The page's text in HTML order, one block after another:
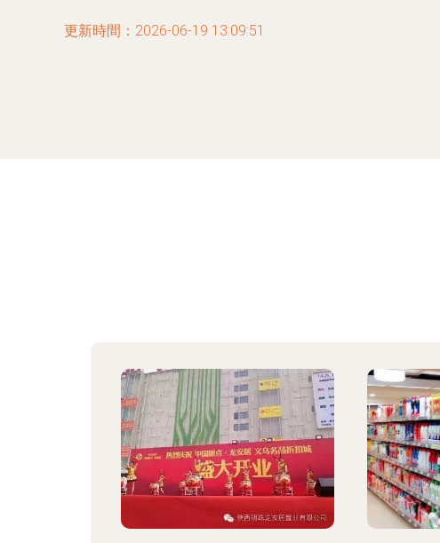
更新時間：2026-06-19 13:09:51